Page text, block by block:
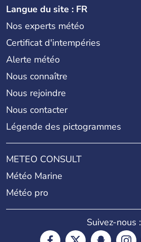
Langue du site : FR
Nos experts météo
Certificat d'intempéries
Alerte météo
Nous connaître
Nous rejoindre
Nous contacter
Légende des pictogrammes
METEO CONSULT
Météo Marine
Météo pro
Suivez-nous :